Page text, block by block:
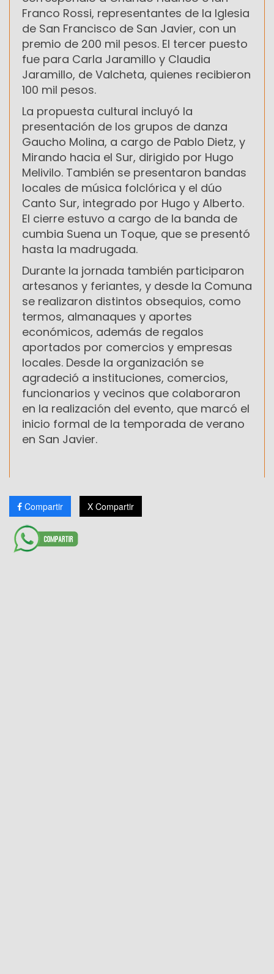
Franco Rossi, representantes de la Iglesia
de San Francisco de San Javier, con un
premio de 200 mil pesos. El tercer puesto
fue para Carla Jaramillo y Claudia
Jaramillo, de Valcheta, quienes recibieron
100 mil pesos.
La propuesta cultural incluyó la
presentación de los grupos de danza
Gaucho Molina, a cargo de Pablo Dietz, y
Mirando hacia el Sur, dirigido por Hugo
Melivilo. También se presentaron bandas
locales de música folclórica y el dúo
Canto Sur, integrado por Hugo y Alberto.
El cierre estuvo a cargo de la banda de
cumbia Suena un Toque, que se presentó
hasta la madrugada.
Durante la jornada también participaron
artesanos y feriantes, y desde la Comuna
se realizaron distintos obsequios, como
termos, almanaques y aportes
económicos, además de regalos
aportados por comercios y empresas
locales. Desde la organización se
agradeció a instituciones, comercios,
funcionarios y vecinos que colaboraron
en la realización del evento, que marcó el
inicio formal de la temporada de verano
en San Javier.
Compartir X Compartir